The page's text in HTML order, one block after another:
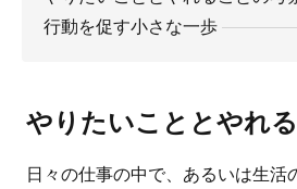
行動を促す小さな一歩
やりたいこととやれ
日々の仕事の中で、あるいは生活